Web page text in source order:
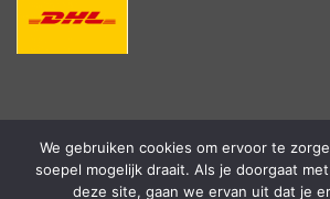
We gebruiken cookies om ervoor te
soepel mogelijk draait. Als je doorgaat
deze site, gaan we ervan uit dat je